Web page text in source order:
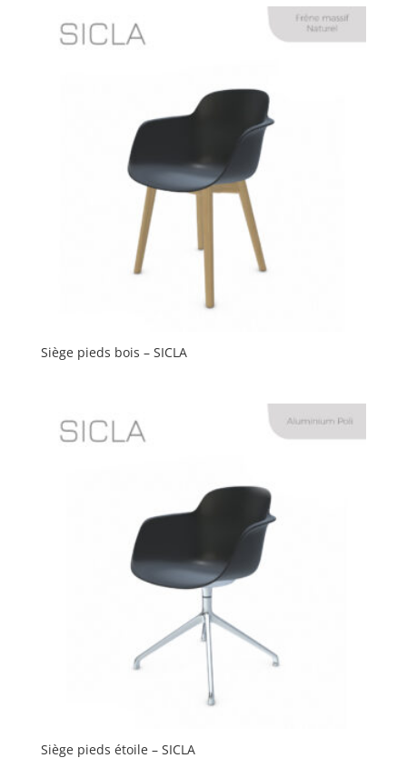
Siège pieds bois – SICLA
Siège pieds étoile – SICLA